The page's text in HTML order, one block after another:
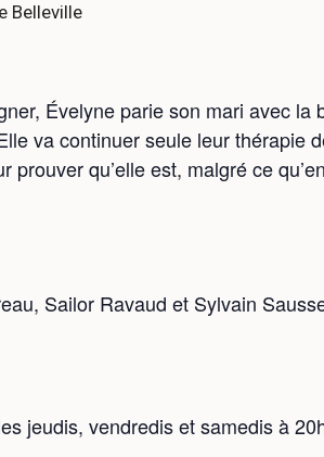
Belleville
Évelyne parie son mari avec
va continuer seule leur thérapie
prouver qu’elle est, malgré ce
Sailor Ravaud et Sylvain
jeudis, vendredis et samedis à